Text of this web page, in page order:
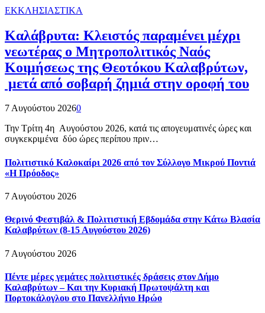
ΕΚΚΛΗΣΙΑΣΤΙΚΑ
Καλάβρυτα: Κλειστός παραμένει μέχρι
νεωτέρας ο Μητροπολιτικός Ναός
Κοιμήσεως της Θεοτόκου Καλαβρύτων,
μετά από σοβαρή ζημιά στην οροφή του
7 Αυγούστου 20260
Την Τρίτη 4η Αυγούστου 2026, κατά τις απογευματινές ώρες και
συγκεκριμένα δύο ώρες περίπου πριν…
Πολιτιστικό Καλοκαίρι 2026 από τον Σύλλογο Μικρού Ποντιά
«Η Πρόοδος»
7 Αυγούστου 2026
Θερινό Φεστιβάλ & Πολιτιστική Εβδομάδα στην Κάτω Βλασία
Καλαβρύτων (8-15 Αυγούστου 2026)
7 Αυγούστου 2026
Πέντε μέρες γεμάτες πολιτιστικές δράσεις στον Δήμο
Καλαβρύτων – Και την Κυριακή Πρωτοψάλτη και
Πορτοκάλογλου στο Πανελλήνιο Ηρώο